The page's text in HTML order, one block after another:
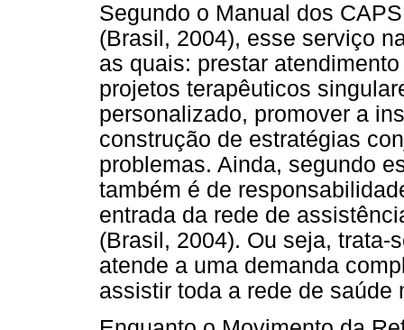
Segundo o Manual dos
(Brasil, 2004), esse serviço
as quais: prestar
projetos terapêuticos
personalizado, promover a
construção de estratégias
problemas. Ainda, segundo
também é de
entrada da rede de
(Brasil, 2004). Ou seja, trata-
atende a uma demanda
assistir toda a rede de